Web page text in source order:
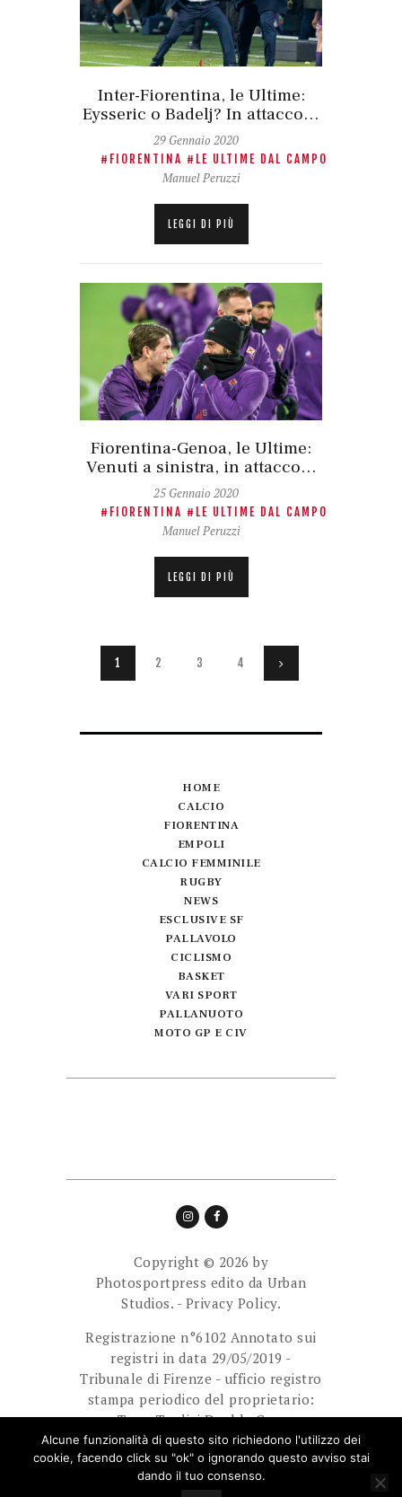
Inter-Fiorentina, le Ultime:
Eysseric o Badelj? In attacco…
29 Gennaio 2020
FIORENTINA LE ULTIME DAL CAMPO
Manuel Peruzzi
LEGGI DI PIÙ
Fiorentina-Genoa, le Ultime:
Venuti a sinistra, in attacco…
25 Gennaio 2020
FIORENTINA LE ULTIME DAL CAMPO
Manuel Peruzzi
LEGGI DI PIÙ
Paginazione
degli
PAGE
1 PAGE
2 PAGE
3 PAGE
4
HOME
CALCIO
FIORENTINA
EMPOLI
CALCIO FEMMINILE
RUGBY
NEWS
ESCLUSIVE SF
PALLAVOLO
CICLISMO
BASKET
VARI SPORT
PALLANUOTO
MOTO GP E CIV
Copyright © 2026 by
Photosportpress edito da Urban
Studios. - Privacy Policy.
Registrazione n°6102 Annotato sui
registri in data 29/05/2019 -
Tribunale di Firenze - ufficio registro
stampa periodico del proprietario:
Team Tredici Double Cam
Ass.Sport.Dilett. Direttore
responsabile: Giuliani Paolo.
Alcune funzionalità di questo sito richiedono l'utilizzo dei
cookie, facendo click su "ok" o ignorando questo avviso stai
dando il tuo consenso.